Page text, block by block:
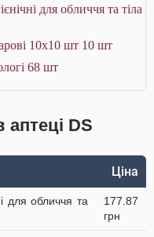
для обличчя та тіла
10х10 шт 10 шт
68 шт
аптеці DS
Ціна
для обличчя та
177.87
грн